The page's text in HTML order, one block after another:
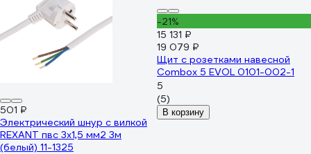
501 ₽
Электрический шнур с вилкой
REXANT пвс 3x1,5 мм2 3м
(белый) 11-1325
-21%
15 131 ₽
19 079 ₽
Щит с розетками навесной
Combox 5 EVOL 0101-002-1
5
(5)
В корзину